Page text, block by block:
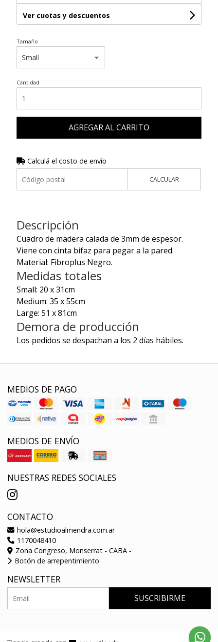
Ver cuotas y descuentos
Tamaño
Cantidad
AGREGAR AL CARRITO
Calculá el costo de envío
CALCULAR
Descripción
Cuadro de madera calada de 3mm de espesor.
Viene con cinta bifaz para pegar a la pared.
Material: Fibroplus Negro.
Medidas totales
Small: 20 x 31cm
Medium: 35 x 55cm
Large: 51 x 81cm
Demora de producción
Los pedidos se despachan a los 2 días hábiles.
MEDIOS DE PAGO
MEDIOS DE ENVÍO
NUESTRAS REDES SOCIALES
CONTACTO
hola@estudioalmendra.com.ar
1170048410
Zona Congreso, Monserrat - CABA -
Botón de arrepentimiento
NEWSLETTER
SUSCRIBIRME